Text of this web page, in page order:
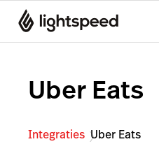
Uber Eats
Integraties Uber Eats